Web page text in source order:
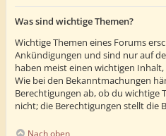
Was sind wichtige Themen?
Wichtige Themen eines Forums
Ankündigungen und sind nur auf
haben meist einen wichtigen
Wie bei den Bekanntmachungen
Berechtigungen ab, ob du wichtige
nicht; die Berechtigungen stellt die